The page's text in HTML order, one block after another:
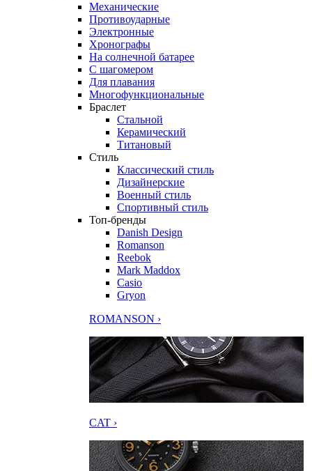
Механические
Противоударные
Электронные
Хронографы
На солнечной батарее
С шагомером
Для плавания
Многофункциональные
Браслет
Стальной
Керамический
Титановый
Стиль
Классический стиль
Дизайнерские
Военный стиль
Спортивный стиль
Топ-бренды
Danish Design
Romanson
Reebok
Mark Maddox
Casio
Gryon
ROMANSON ›
CAT ›